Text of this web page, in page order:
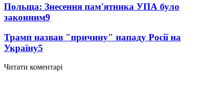
Польща: Знесення пам'ятника УПА було
законним9
Трамп назвав "причину" нападу Росії на
Україну5
Читати коментарі